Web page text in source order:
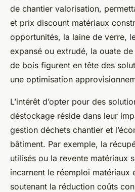
de chantier valorisation,
et prix discount matériaux
opportunités, la laine de verre,
expansé ou extrudé, la ouate
de bois figurent en tête des
une optimisation
L’intérêt d’opter pour des
déstockage réside dans leur
gestion déchets chantier et
bâtiment. Par exemple, la
utilisés ou la revente matériaux
incarnent le réemploi matériaux
soutenant la réduction coûts